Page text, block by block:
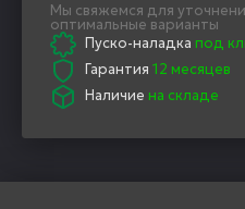
Мы свяжемся для
оптимальные варианты
Пуско-наладка под
Гарантия 12 месяцев
Наличие на складе